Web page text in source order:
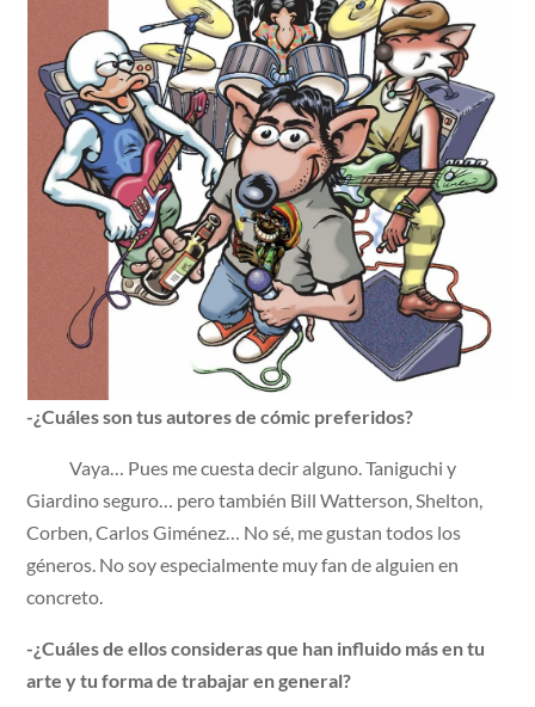
-¿Cuáles son tus autores de cómic preferidos?
Vaya… Pues me cuesta decir alguno. Taniguchi y
Giardino seguro… pero también Bill Watterson, Shelton,
Corben, Carlos Giménez… No sé, me gustan todos los
géneros. No soy especialmente muy fan de alguien en
concreto.
-¿Cuáles de ellos consideras que han influido más en tu
arte y tu forma de trabajar en general?